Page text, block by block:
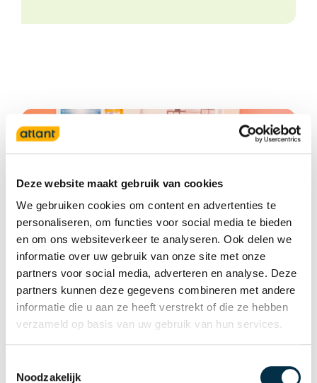
Deze website maakt gebruik van cookies
We gebruiken cookies om content en advertenties te
personaliseren, om functies voor social media te bieden
en om ons websiteverkeer te analyseren. Ook delen we
informatie over uw gebruik van onze site met onze
partners voor social media, adverteren en analyse. Deze
partners kunnen deze gegevens combineren met andere
informatie die u aan ze heeft verstrekt of die ze hebben
verzameld op basis van uw gebruik van hun services.
Noodzakelijk
Kennisbank